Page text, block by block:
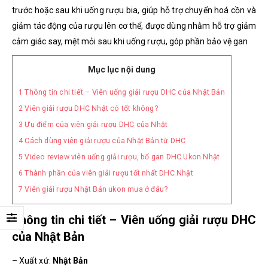
trước hoặc sau khi uống rượu bia, giúp hỗ trợ chuyển hoá cồn và
giảm tác động của rượu lên cơ thể, được dùng nhằm hỗ trợ giảm
cảm giác say, mệt mỏi sau khi uống rượu, góp phần bảo vệ gan
Mục lục nội dung
1 Thông tin chi tiết – Viên uống giải rượu DHC của Nhật Bản
2 Viên giải rượu DHC Nhật có tốt không?
3 Ưu điểm của viên giải rượu DHC của Nhật
4Cách dùng viên giải rượu của Nhật Bản từ DHC
5 Video review viên uống giải rượu, bổ gan DHC Ukon Nhật
6 Thành phần của viên giải rượu tốt nhất DHC Nhật
7 Viên giải rượu Nhật Bản ukon mua ở đâu?
Thông tin chi tiết – Viên uống giải rượu DHC
của Nhật Bản
– Xuất xứ: Nhật Bản